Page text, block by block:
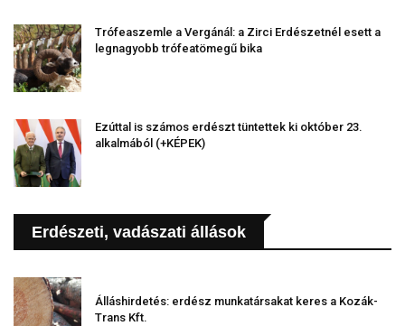
Trófeaszemle a Vergánál: a Zirci Erdészetnél esett a
legnagyobb trófeatömegű bika
Ezúttal is számos erdészt tüntettek ki október 23.
alkalmából (+KÉPEK)
Erdészeti, vadászati állások
Álláshirdetés: erdész munkatársakat keres a Kozák-
Trans Kft.